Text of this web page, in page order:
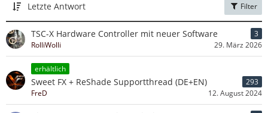
Letzte Antwort Filter
TSC-X Hardware Controller mit neuer Software
3
RolliWolli
29. März 2026
erhältlich
Sweet FX + ReShade Supportthread (DE+EN)
293
FreD
12. August 2024